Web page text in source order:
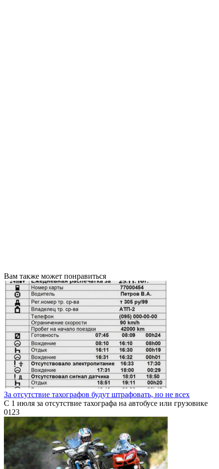
Вам также может понравиться
За отсутствие тахографов будут штрафовать, но не всех
С 1 июля за отсутствие тахографа на автобусе или грузовике
0123